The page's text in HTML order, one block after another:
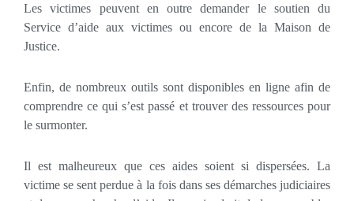
Les victimes peuvent en outre demander le soutien du
Service d’aide aux victimes ou encore de la Maison de
Justice.
Enfin, de nombreux outils sont disponibles en ligne afin de
comprendre ce qui s’est passé et trouver des ressources pour
le surmonter.
Il est malheureux que ces aides soient si dispersées. La
victime se sent perdue à la fois dans ses démarches judiciaires